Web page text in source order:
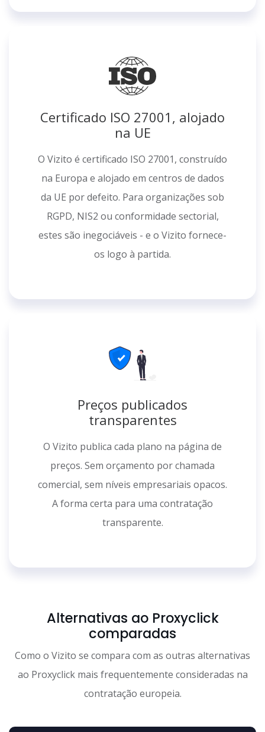
Certificado ISO 27001, alojado
na UE
O Vizito é certificado ISO 27001, construído
na Europa e alojado em centros de dados
da UE por defeito. Para organizações sob
RGPD, NIS2 ou conformidade sectorial,
estes são inegociáveis - e o Vizito fornece-
os logo à partida.
Preços publicados
transparentes
O Vizito publica cada plano na página de
preços. Sem orçamento por chamada
comercial, sem níveis empresariais opacos.
A forma certa para uma contratação
transparente.
Alternativas ao Proxyclick
comparadas
Como o Vizito se compara com as outras alternativas
ao Proxyclick mais frequentemente consideradas na
contratação europeia.